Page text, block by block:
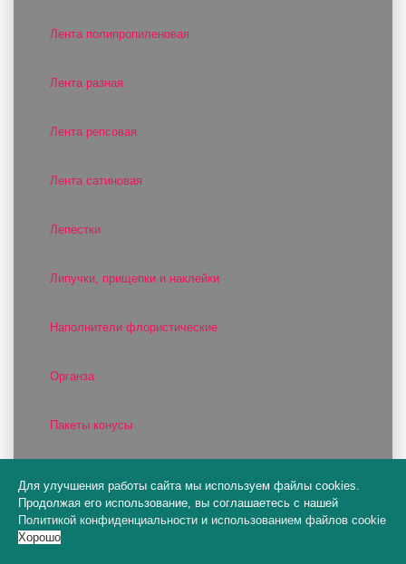
Лента полипропиленовая
Лента разная
Лента репсовая
Лента сатиновая
Лепестки
Липучки, прищепки и наклейки
Наполнители флористические
Органза
Пакеты конусы
Пакеты цветочные
Для улучшения работы сайта мы используем файлы cookies.
Продолжая его использование, вы соглашаетесь с нашей
Политикой конфиденциальности и использованием файлов cookie
Хорошо